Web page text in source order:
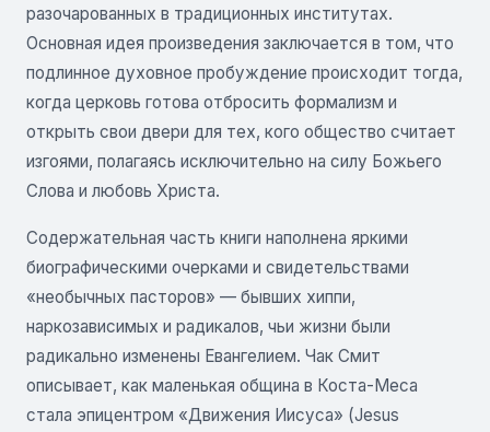
разочарованных в традиционных институтах.
Основная идея произведения заключается в том, что
подлинное духовное пробуждение происходит тогда,
когда церковь готова отбросить формализм и
открыть свои двери для тех, кого общество считает
изгоями, полагаясь исключительно на силу Божьего
Слова и любовь Христа.
Содержательная часть книги наполнена яркими
биографическими очерками и свидетельствами
«необычных пасторов» — бывших хиппи,
наркозависимых и радикалов, чьи жизни были
радикально изменены Евангелием. Чак Смит
описывает, как маленькая община в Коста-Меса
стала эпицентром «Движения Иисуса» (Jesus